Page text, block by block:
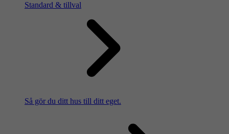
Standard & tillval
Så gör du ditt hus till ditt eget.